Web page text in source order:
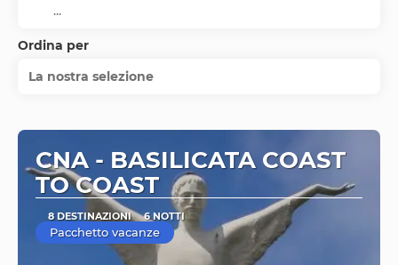
Ordina per
La nostra selezione
CNA - BASILICATA COAST
TO COAST
8 DESTINAZIONI 6 NOTTI
Pacchetto vacanze